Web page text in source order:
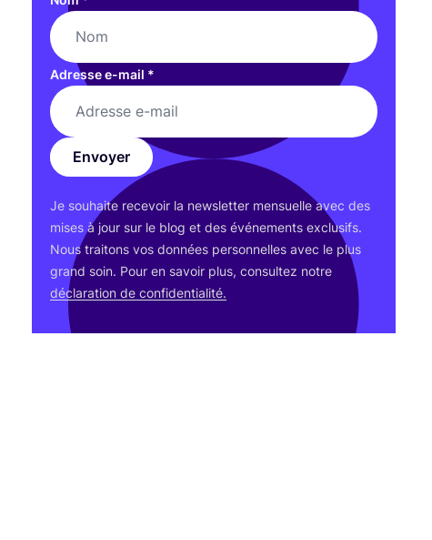
Adresse e-mail *
Envoyer
Je sou­haite rece­voir la news­let­ter men­suelle avec des
mises à jour sur le blog et des évé­ne­ments exclu­sifs.
Nous trai­tons vos don­nées per­son­nelles avec le plus
grand soin. Pour en savoir plus, consul­tez notre
décla­ra­tion de confidentialité.